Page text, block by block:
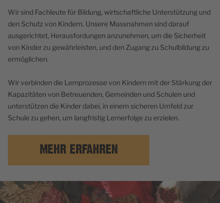
Wir sind Fachleute für Bildung, wirtschaftliche Unterstützung und
den Schutz von Kindern. Unsere Massnahmen sind darauf
ausgerichtet, Herausfordungen anzunehmen, um die Sicherheit
von Kinder zu gewährleisten, und den Zugang zu Schulbildung zu
ermöglichen.
Wir verbinden die Lernprozesse von Kindern mit der Stärkung der
Kapazitäten von Betreuenden, Gemeinden und Schulen und
unterstützen die Kinder dabei, in einem sicheren Umfeld zur
Schule zu gehen, um langfristig Lernerfolge zu erzielen.
MEHR ERFAHREN